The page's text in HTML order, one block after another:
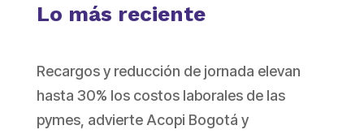
Lo más reciente
Recargos y reducción de jornada elevan
hasta 30% los costos laborales de las
pymes, advierte Acopi Bogotá y